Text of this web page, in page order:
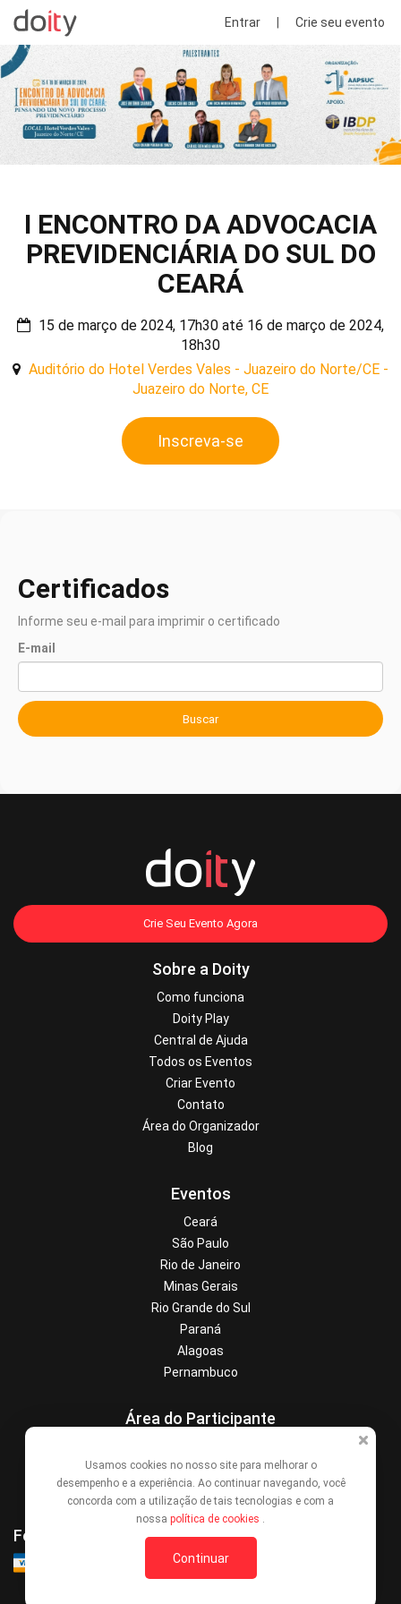
Entrar Crie seu evento
I ENCONTRO DA ADVOCACIA
PREVIDENCIÁRIA DO SUL DO
CEARÁ
15 de março de 2024, 17h30 até 16 de março de 2024,
18h30
Auditório do Hotel Verdes Vales - Juazeiro do Norte/CE -
Juazeiro do Norte, CE
Inscreva-se
Certificados
Informe seu e-mail para imprimir o certificado
E-mail
Buscar
Crie Seu Evento Agora
Sobre a Doity
Como funciona
Doity Play
Central de Ajuda
Todos os Eventos
Criar Evento
Contato
Área do Organizador
Blog
Eventos
Ceará
São Paulo
Rio de Janeiro
Minas Gerais
Rio Grande do Sul
Paraná
Alagoas
Pernambuco
Área do Participante
Denunciar este evento
Contato
Formas de Pagamento
Usamos cookies no nosso site para melhorar o
desempenho e a experiência. Ao continuar navegando, você
concorda com a utilização de tais tecnologias e com a
nossa política de cookies .
Continuar